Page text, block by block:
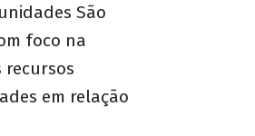
São
foco na
recursos
em relação